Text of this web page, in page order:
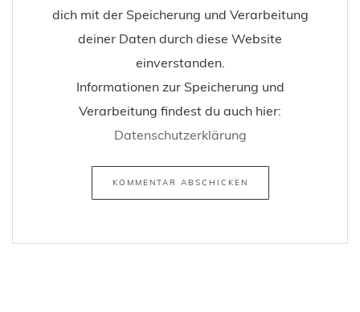
dich mit der Speicherung und Verarbeitung
deiner Daten durch diese Website
einverstanden.
Informationen zur Speicherung und
Verarbeitung findest du auch hier:
Datenschutzerklärung